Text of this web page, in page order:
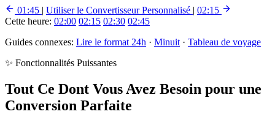
01:45 | Utiliser le Convertisseur Personnalisé | 02:15
Cette heure: 02:00 02:15 02:30 02:45
Guides connexes: Lire le format 24h · Minuit · Tableau de voyage
✨ Fonctionnalités Puissantes
Tout Ce Dont Vous Avez Besoin pour une
Conversion Parfaite